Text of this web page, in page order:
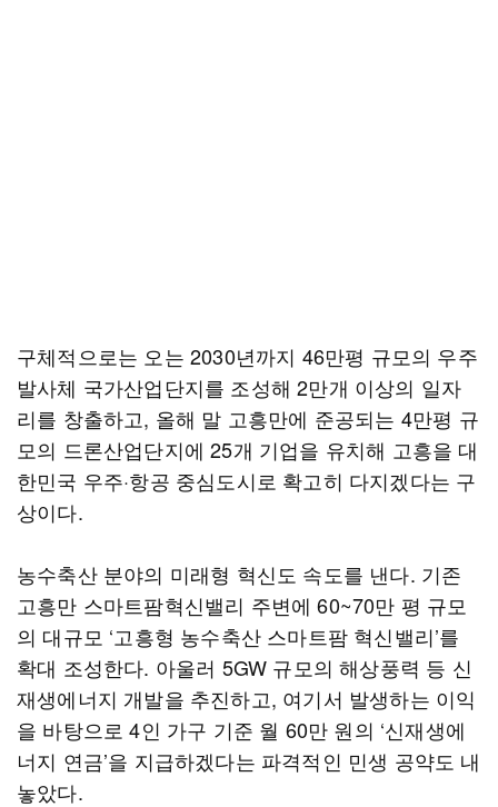
구체적으로는 오는 2030년까지 46만평 규모의 우주
발사체 국가산업단지를 조성해 2만개 이상의 일자
리를 창출하고, 올해 말 고흥만에 준공되는 4만평 규
모의 드론산업단지에 25개 기업을 유치해 고흥을 대
한민국 우주·항공 중심도시로 확고히 다지겠다는 구
상이다.
농수축산 분야의 미래형 혁신도 속도를 낸다. 기존
고흥만 스마트팜혁신밸리 주변에 60~70만 평 규모
의 대규모 ‘고흥형 농수축산 스마트팜 혁신밸리’를
확대 조성한다. 아울러 5GW 규모의 해상풍력 등 신
재생에너지 개발을 추진하고, 여기서 발생하는 이익
을 바탕으로 4인 가구 기준 월 60만 원의 ‘신재생에
너지 연금’을 지급하겠다는 파격적인 민생 공약도 내
놓았다.